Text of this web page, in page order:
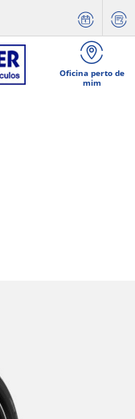
Oficina perto de
mim